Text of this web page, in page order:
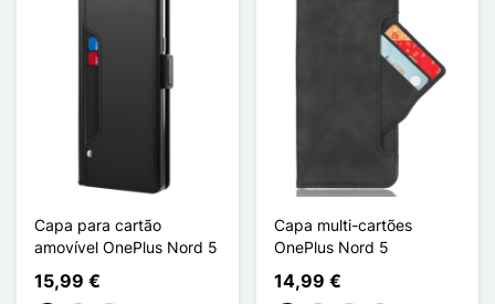
Capa para cartão
amovível OnePlus Nord 5
15,99 €
Capa multi-cartões
OnePlus Nord 5
14,99 €